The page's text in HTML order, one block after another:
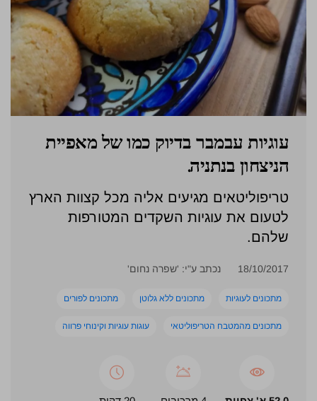
עוגיות עבמבר בדיוק כמו של מאפיית
הניצחון בנתניה.
טריפוליטאים מגיעים אליה מכל קצוות הארץ
לטעום את עוגיות השקדים המטורפות
שלהם.
18/10/2017 נכתב ע"י: 'שפרה נחום'
מתכונים לעוגיות מתכונים ללא גלוטן מתכונים לפורים
מתכונים מהמטבח הטריפוליטאי עוגות עוגיות וקינוחי פרווה